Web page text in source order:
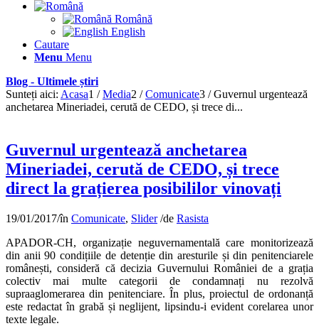
Română
English
Cautare
Menu Menu
Blog - Ultimele știri
Sunteți aici: Acasa1 / Media2 / Comunicate3 / Guvernul urgentează
anchetarea Mineriadei, cerută de CEDO, și trece di...
Guvernul urgentează anchetarea
Mineriadei, cerută de CEDO, și trece
direct la grațierea posibililor vinovați
19/01/2017/în Comunicate, Slider /de Rasista
APADOR-CH, organizație neguvernamentală care monitorizează
din anii 90 condițiile de detenție din aresturile și din penitenciarele
românești, consideră că decizia Guvernului României de a grația
colectiv mai multe categorii de condamnați nu rezolvă
supraaglomerarea din penitenciare. În plus, proiectul de ordonanță
este redactat în grabă și neglijent, lipsindu-i evident corelarea unor
texte legale.